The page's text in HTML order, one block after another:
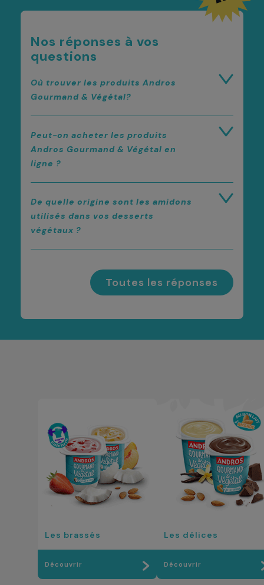
Nos réponses à vos
questions
Où trouver les produits Andros
Gourmand & Végétal?
Peut-on acheter les produits
Andros Gourmand & Végétal en
ligne ?
De quelle origine sont les amidons
utilisés dans vos desserts
végétaux ?
Toutes les réponses
Les brassés
Découvrir
Les délices
Découvrir